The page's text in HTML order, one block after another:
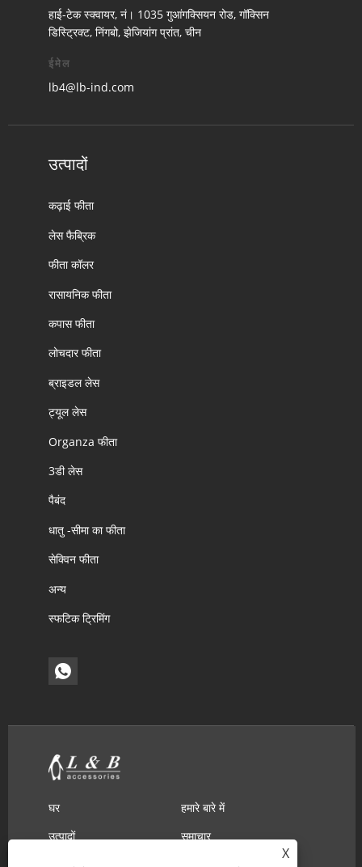
हाई-टेक स्क्वायर, नं। 1035 गुआंगक्सियन रोड, गॉक्सिन
डिस्ट्रिक्ट, निंगबो, झेजियांग प्रांत, चीन
ईमेल
lb4@lb-ind.com
उत्पादों
कढ़ाई फीता
लेस फैब्रिक
फीता कॉलर
रासायनिक फीता
कपास फीता
लोचदार फीता
ब्राइडल लेस
ट्यूल लेस
Organza फीता
3डी लेस
पैबंद
धातु -सीमा का फीता
सेक्विन फीता
अन्य
स्फटिक ट्रिमिंग
घर
हमारे बारे में
उत्पादों
समाचार
X